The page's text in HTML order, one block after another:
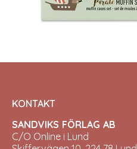
KONTAKT
SANDVIKS FÖRLAG AB
C/O Online i Lund